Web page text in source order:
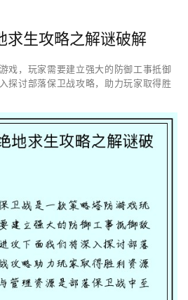
求生攻略之解谜破解
戏，玩家需要建立强大的防御工事抵御
探讨部落保卫战攻略，助力玩家取得胜